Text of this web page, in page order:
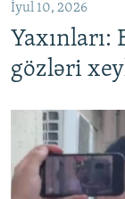
İyul 10, 2026
Yaxınları:
gözləri